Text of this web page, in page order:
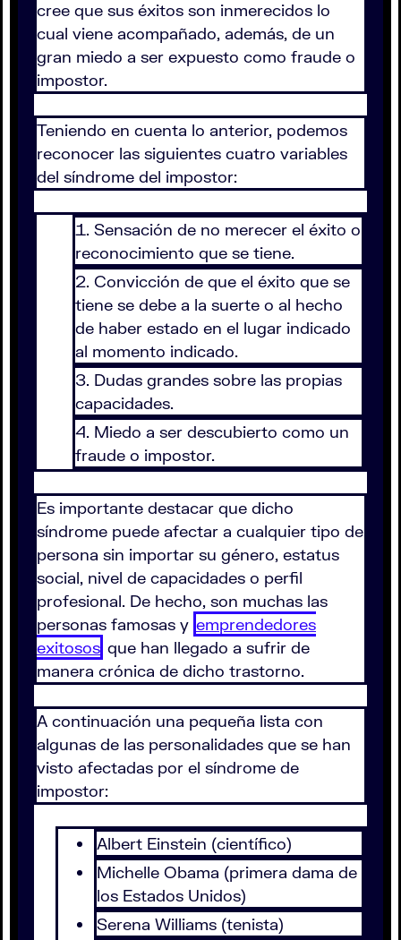
cree que sus éxitos son inmerecidos lo
cual viene acompañado, además, de un
gran miedo a ser expuesto como fraude o
impostor.
Teniendo en cuenta lo anterior, podemos
reconocer las siguientes cuatro variables
del síndrome del impostor:
Sensación de no merecer el éxito o
reconocimiento que se tiene.
Convicción de que el éxito que se
tiene se debe a la suerte o al hecho
de haber estado en el lugar indicado
al momento indicado.
Dudas grandes sobre las propias
capacidades.
Miedo a ser descubierto como un
fraude o impostor.
Es importante destacar que dicho
síndrome puede afectar a cualquier tipo de
persona sin importar su género, estatus
social, nivel de capacidades o perfil
profesional. De hecho, son muchas las
personas famosas y emprendedores
exitosos que han llegado a sufrir de
manera crónica de dicho trastorno.
A continuación una pequeña lista con
algunas de las personalidades que se han
visto afectadas por el síndrome de
impostor:
Albert Einstein (científico)
Michelle Obama (primera dama de
los Estados Unidos)
Serena Williams (tenista)